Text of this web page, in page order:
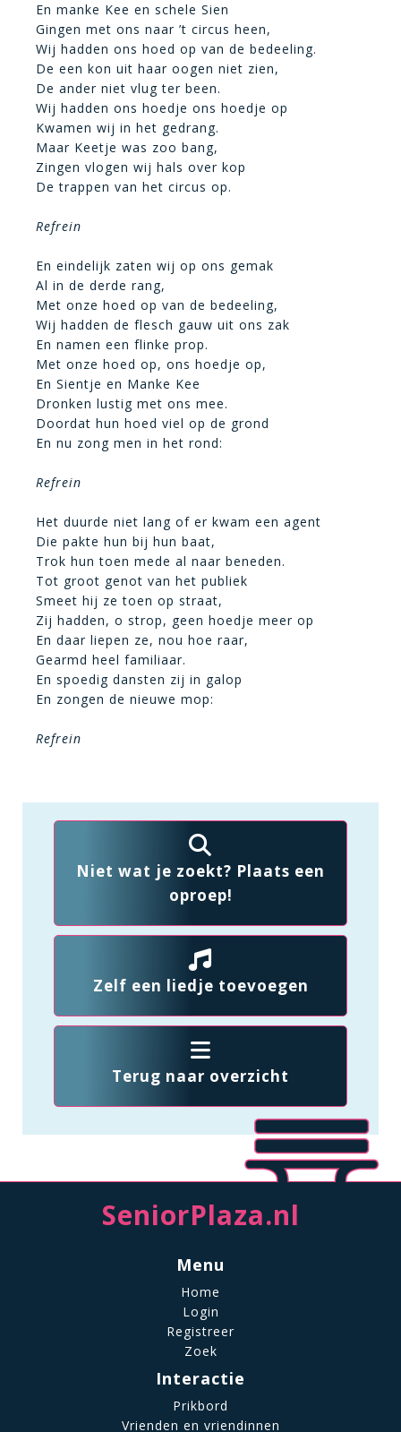
En manke Kee en schele Sien
Gingen met ons naar ’t circus heen,
Wij hadden ons hoed op van de bedeeling.
De een kon uit haar oogen niet zien,
De ander niet vlug ter been.
Wij hadden ons hoedje ons hoedje op
Kwamen wij in het gedrang.
Maar Keetje was zoo bang,
Zingen vlogen wij hals over kop
De trappen van het circus op.
Refrein
En eindelijk zaten wij op ons gemak
Al in de derde rang,
Met onze hoed op van de bedeeling,
Wij hadden de flesch gauw uit ons zak
En namen een flinke prop.
Met onze hoed op, ons hoedje op,
En Sientje en Manke Kee
Dronken lustig met ons mee.
Doordat hun hoed viel op de grond
En nu zong men in het rond:
Refrein
Het duurde niet lang of er kwam een agent
Die pakte hun bij hun baat,
Trok hun toen mede al naar beneden.
Tot groot genot van het publiek
Smeet hij ze toen op straat,
Zij hadden, o strop, geen hoedje meer op
En daar liepen ze, nou hoe raar,
Gearmd heel familiaar.
En spoedig dansten zij in galop
En zongen de nieuwe mop:
Refrein
Niet wat je zoekt? Plaats een
oproep!
Zelf een liedje toevoegen
Terug naar overzicht
SeniorPlaza.nl
Menu
Home
Login
Registreer
Zoek
Interactie
Prikbord
Vrienden en vriendinnen